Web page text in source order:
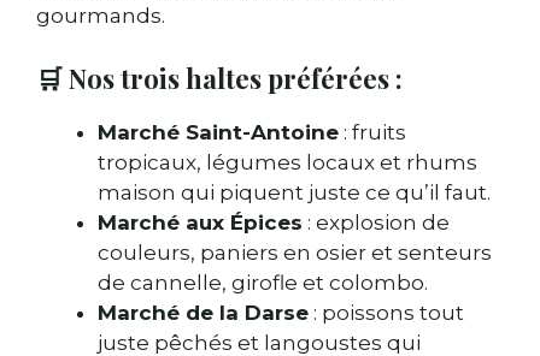
gourmands.
🛒 Nos trois haltes préférées :
Marché Saint-Antoine : fruits
tropicaux, légumes locaux et rhums
maison qui piquent juste ce qu’il faut.
Marché aux Épices : explosion de
couleurs, paniers en osier et senteurs
de cannelle, girofle et colombo.
Marché de la Darse : poissons tout
juste pêchés et langoustes qui